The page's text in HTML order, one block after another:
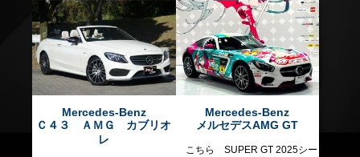
4500rpm エンジン、ダンパ
ー、ステアリングなどのプロ
グラムを切り替えられる
「AMGダイナミックセレクト
によりComfort、Sport、Sport
＋、RACEと4つのモードがあ
る。Sport＋を選ぶと、ステア
リングが重くなり、乗り心地
ががぜん硬くなり、 エンジン
が轟音を発し、シフトダウン
時爆裂音がしたりする。 MCT
にも拘らず、ワインディング
でも楽しめるハンドリングを
実現しています。 ぜひ優雅な
ラグジュアリースポーツを体
験してください。 ※【追加運
転者料金】 お一人あたり2,200
円/24H ※【距離制限がありま
す】 6時間300kmまで 9時間
400kmまで 24時間600kmまで
超過分は60円/km加算となりま
Mercedes-Benz
Ｃ４３ ＡＭＧ カブリオ
レ
Mercedes-Benz
メルセデスAMG GT
こちら SUPER GT 2025シー